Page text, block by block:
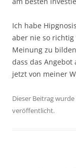
Ich habe
aber nie so
Meinung zu
dass das
jetzt von meiner
Dieser Beitrag wurde
veröffentlicht.